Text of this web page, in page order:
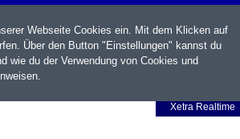
Xetra Realtime
Webseite Cookies ein. Mit dem Klicken auf
Über den Button "Einstellungen" kannst du
wie du der Verwendung von Cookies und
.